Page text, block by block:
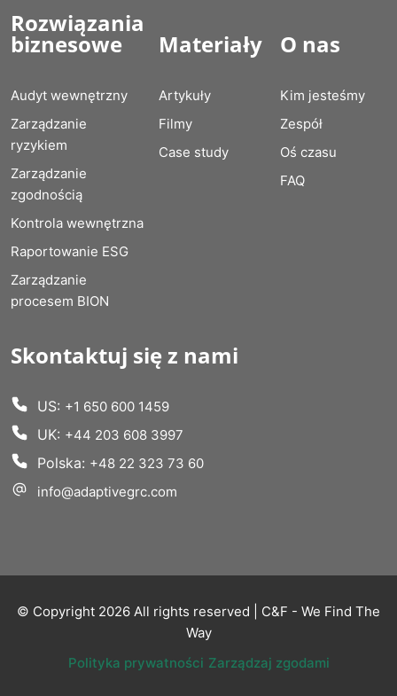
Rozwiązania
biznesowe
Audyt wewnętrzny
Zarządzanie
ryzykiem
Zarządzanie
zgodnością
Kontrola wewnętrzna
Raportowanie ESG
Zarządzanie
procesem BION
Materiały
Artykuły
Filmy
Case study
O nas
Kim jesteśmy
Zespół
Oś czasu
FAQ
Skontaktuj się z nami
US: +1 650 600 1459
UK: +44 203 608 3997
Polska: +48 22 323 73 60
info@adaptivegrc.com
© Copyright 2026 All rights reserved | C&F - We Find The
Way
Polityka prywatności Zarządzaj zgodami